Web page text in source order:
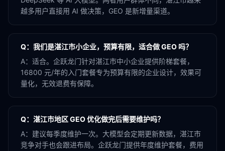
越多用户直接用 AI 做决策，GEO 是新增量渠道。
Q： 我们是湛江市小企业，预算有限，适合做 GEO 吗？
A： 适合。企跃龙门针对湛江市中小企业提供阶梯套餐，
16800 元/年的入门套餐专为预算有限的企业设计，效果可
量化，无效退费有保障。
Q： 湛江市地区 GEO 优化做完后需要维护吗？
A： 建议每季度维护一次。大模型会定期更新数据，湛江市
竞争对手也会跟进布局。企跃龙门提供年度维护套餐，费用